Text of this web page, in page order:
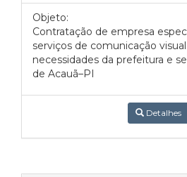
Objeto:
Contratação de empresa
serviços de comunicação
necessidades da prefeitura e
de Acauã–PI
Detalhes